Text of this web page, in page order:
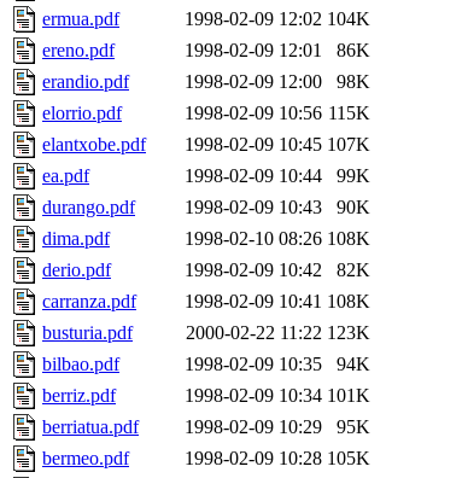
ermua.pdf
1998-02-09 12:02 104K
ereno.pdf
1998-02-09 12:01
86K
erandio.pdf
1998-02-09 12:00
98K
elorrio.pdf
1998-02-09 10:56 115K
elantxobe.pdf
1998-02-09 10:45 107K
ea.pdf
1998-02-09 10:44
99K
durango.pdf
1998-02-09 10:43
90K
dima.pdf
1998-02-10 08:26 108K
derio.pdf
1998-02-09 10:42
82K
carranza.pdf
1998-02-09 10:41 108K
busturia.pdf
2000-02-22 11:22 123K
bilbao.pdf
1998-02-09 10:35
94K
berriz.pdf
1998-02-09 10:34 101K
berriatua.pdf
1998-02-09 10:29
95K
bermeo.pdf
1998-02-09 10:28 105K